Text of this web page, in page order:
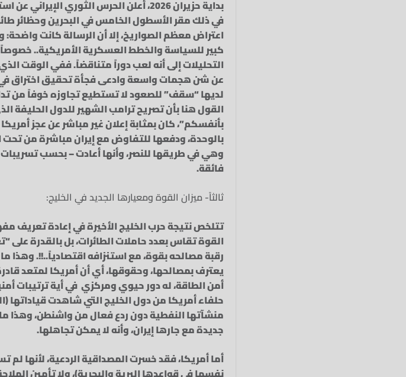
اعتراض معظم الصواريخ، إلا أن الرسالة كانت
كبير للسياسة والخطط العسكرية الأمريكية..
التحليلات إلى أنه لعب دوراً متناقضاً. ففي الوقت
عن شن هجمات واسعة وادعى فجأة تحقيق اختراق في
لديها “سقف” للصعود لا تستطيع تجاوزه خوفاً من
القول هنا بأن تصريح ترامب الشهير للدول الحليفة
بأنفسكم”، كان بمثابة إعلان غير مباشر عن عجز
بالوحدة، ودفعها للتفاوض مع إيران مباشرة من
وهي في طريقها للنصر، وأنها أعادت – بحسب تسريبات
فائقة.
ثالثاً- ميزان القوة ومعيارها الجديد في الخليج:
تتلخص نتيجة حرب الخليج الأخيرة في إعادة تعريف
القوة تقاس بعدد حاملات الطائرات، بل بالقدرة
رقبة مصالحه بقوة، مع استنزافه اقتصادياً..!!. وهذا
يعترف بمصالحها، وحقوقها، أي أن أمريكا لمتعد
أمن الطاقة، له دور حيوي ومركزي في أية ترتيبات
حلفاء أمريكا من دول الخليج التي شاهدت قياداتها
منشآتها النفطية دون ردع فعال من واشنطن، وهذا
جديدة مع جارها إيران، وأنه لا يمكن تجاهلها.
أما أمريكا، فقد خسرت المصداقية الردعية، لأنها
نفسها في قواعدها البرية والبحرية)، ولا تأمين